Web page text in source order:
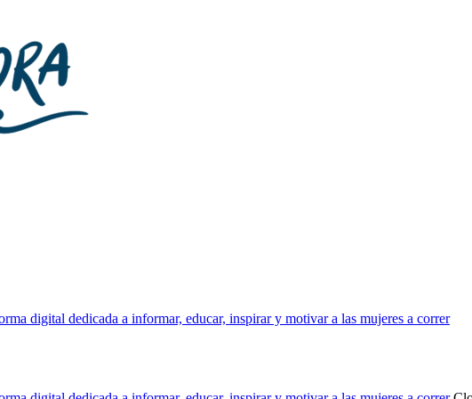
digital dedicada a informar, educar, inspirar y motivar a las mujeres a correr